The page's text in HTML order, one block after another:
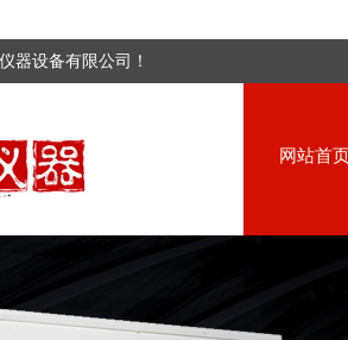
器设备有限公司！
网站首